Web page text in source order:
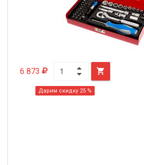
6 873 
Дарим скидку 25 %